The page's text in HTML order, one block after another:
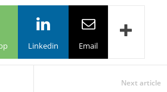
Linkedin Email
Next article